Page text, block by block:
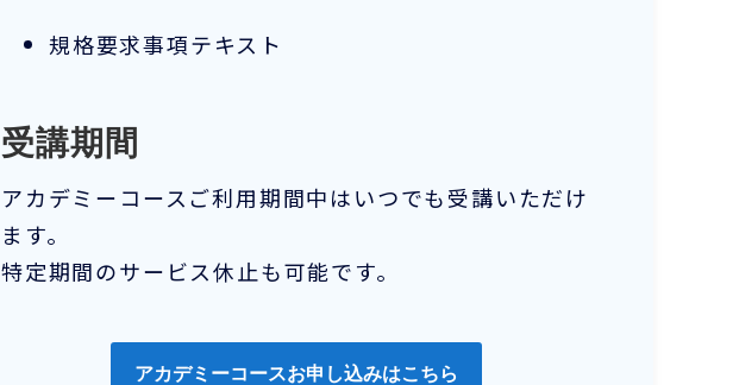
規格要求事項テキスト
受講期間
アカデミーコースご利用期間中はいつでも受講いただけ
ます。
特定期間のサービス休止も可能です。
アカデミーコースお申し込みはこちら